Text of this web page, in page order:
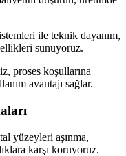
ile teknik dayanım,
sunuyoruz.
proses koşullarına
avantajı sağlar.
yüzeyleri aşınma,
karşı koruyoruz.